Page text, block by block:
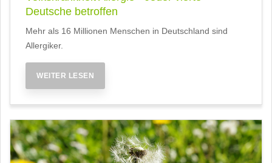
Deutsche betroffen
Mehr als 16 Millionen Menschen in Deutschland sind
Allergiker.
WEITER LESEN